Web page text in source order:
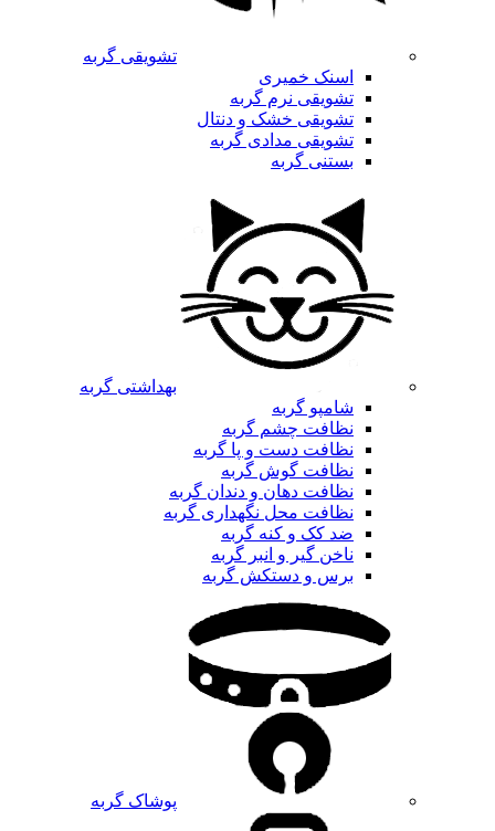
تشویقی گربه
اسنک خمیری
تشویقی نرم گربه
تشویقی خشک و دنتال
تشویقی مدادی گربه
بستنی گربه
بهداشتی گربه
شامپو گربه
نظافت چشم گربه
نظافت دست و پا گربه
نظافت گوش گربه
نظافت دهان و دندان گربه
نظافت محل نگهداری گربه
ضد کک و کنه گربه
ناخن گیر و انبر گربه
برس و دستکش گربه
پوشاک گربه